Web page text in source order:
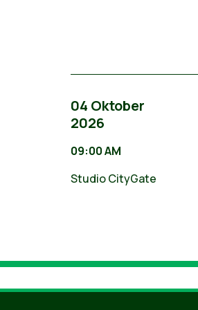
04 Oktober
2026
09:00 AM
Studio CityGate